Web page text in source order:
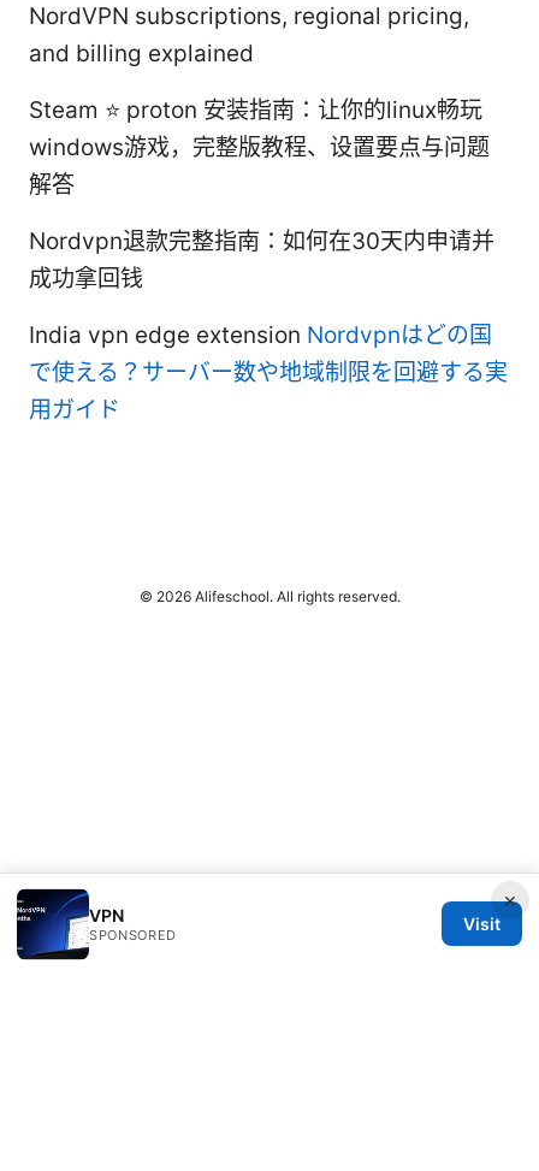
NordVPN subscriptions, regional pricing,
and billing explained
Steam ⭐ proton 安装指南：让你的linux畅玩
windows游戏，完整版教程、设置要点与问题
解答
Nordvpn退款完整指南：如何在30天内申请并
成功拿回钱
India vpn edge extension Nordvpnはどの国
で使える？サーバー数や地域制限を回避する実
用ガイド
×
VPN
SPONSORED
Visit
© 2026 Alifeschool. All rights reserved.